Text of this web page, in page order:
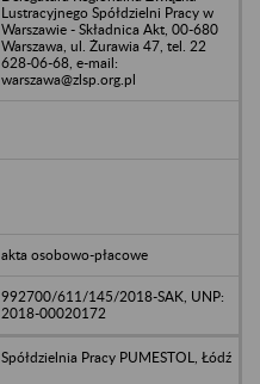
Lustracyjnego Spółdzielni Pracy w
Warszawie - Składnica Akt, 00-680
Warszawa, ul. Żurawia 47, tel. 22
628-06-68, e-mail:
warszawa@zlsp.org.pl
akta osobowo-płacowe
992700/611/145/2018-SAK, UNP:
2018-00020172
Spółdzielnia Pracy PUMESTOL, Łódź